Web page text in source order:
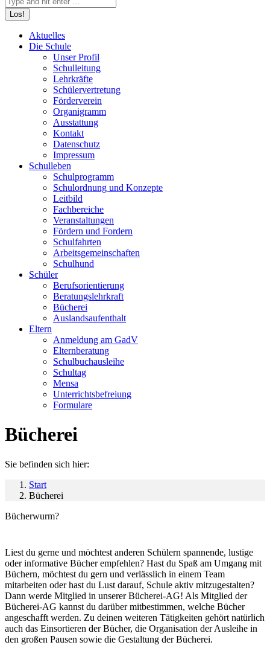
Aktuelles
Die Schule
Unser Profil
Schulleitung
Lehrkräfte
Schülervertretung
Förderverein
Organigramm
Ausstattung
Kontakt
Datenschutz
Impressum
Schulleben
Schulprogramm
Schulordnung und Konzepte
Leitbild
Fachbereiche
Veranstaltungen
Fördern und Fordern
Schulfahrten
Arbeitsgemeinschaften
Schulhund
Schüler
Berufsorientierung
Beratungslehrkraft
Bücherei
Auslandsaufenthalt
Eltern
Anmeldung am GadV
Elternberatung
Schulbuchausleihe
Schultag
Mensa
Unterrichtsbefreiung
Formulare
Bücherei
Sie befinden sich hier:
Start
Bücherei
Bücherwurm?
Liest du gerne und möchtest anderen Schülern spannende, lustige
oder informative Bücher empfehlen? Hast du Spaß am Umgang mit
Büchern, möchtest du gern und verlässlich in einem Team
mitarbeiten oder hast du Lust darauf, Schule aktiv mitzugestalten?
Dann werde Mitglied in unserer Bücherei-AG! Als Mitglied der
Bücherei-AG kannst du darüber mitbestimmen, welche Bücher
angeschafft werden. Zu deinen weiteren Tätigkeiten gehört natürlich
auch das Einsortieren der Bücher, die Organisation der Ausleihe in
den großen Pausen sowie die Gestaltung der Bücherei.